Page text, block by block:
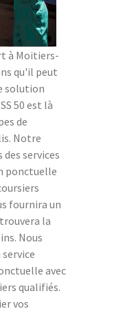
à Moitiers-
qu'il peut
solution
50 est là
de
Notre
services
ponctuelle
fournira un
la
Nous
avec
qualifiés.
vos